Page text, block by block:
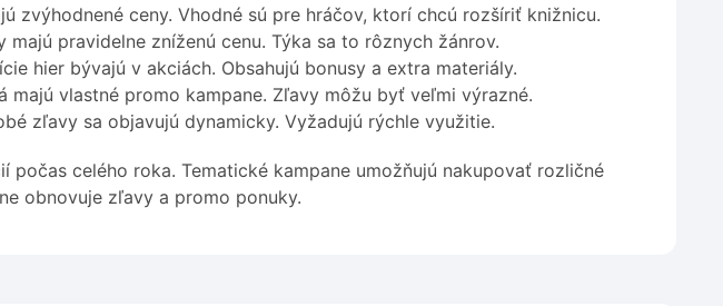
zvýhodnené ceny. Vhodné sú pre hráčov, ktorí chcú rozšíriť knižnicu.
majú pravidelne zníženú cenu. Týka sa to rôznych žánrov.
hier bývajú v akciách. Obsahujú bonusy a extra materiály.
majú vlastné promo kampane. Zľavy môžu byť veľmi výrazné.
zľavy sa objavujú dynamicky. Vyžadujú rýchle využitie.
počas celého roka. Tematické kampane umožňujú nakupovať rozličné
obnovuje zľavy a promo ponuky.